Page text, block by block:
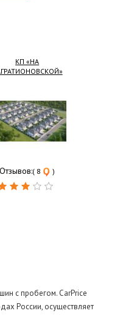
КП «НА
Отзывов:( 8 )
с пробегом. CarPrice
России, осуществляет